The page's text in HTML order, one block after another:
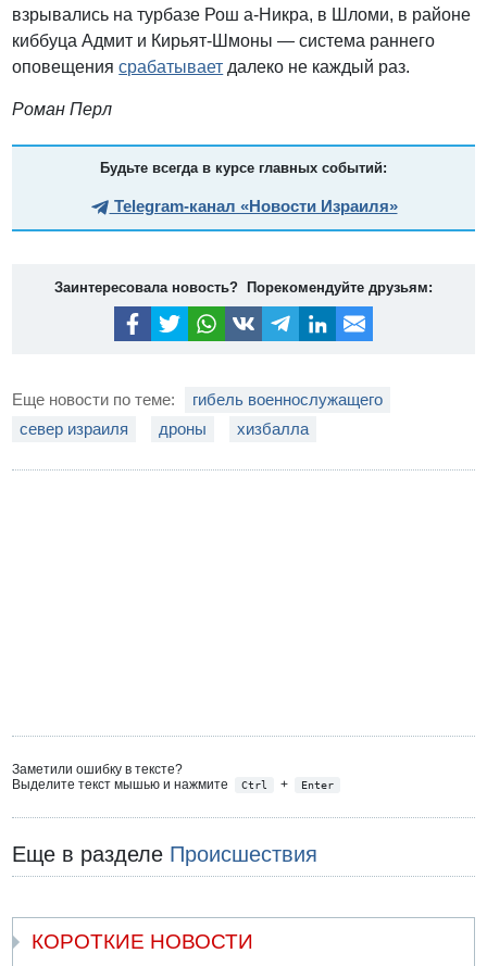
взрывались на турбазе Рош а-Никра, в Шломи, в районе
киббуца Адмит и Кирьят-Шмоны — система раннего
оповещениясрабатывает далеко не каждый раз.
Роман Перл
Будьте всегда в курсе главных событий:
Telegram-канал «Новости Израиля»
Заинтересовала новость? Порекомендуйте друзьям:
Еще новости по теме:
гибель военнослужащего
север израиля
дроны хизбалла
Заметили ошибку в тексте?
Выделите текст мышью и нажмите
Ctrl + Enter
Еще в разделе Происшествия
КОРОТКИЕ НОВОСТИ